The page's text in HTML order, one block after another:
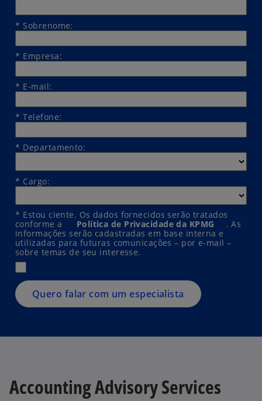
u
i
* Sobrenome:
* Empresa:
* E-mail:
* Telefone:
* Departamento:
* Cargo:
* Estou ciente. Os dados fornecidos serão tratados
conforme a
Política de Privacidade da KPMG
. As
informações serão cadastradas em base interna e
utilizadas para futuras comunicações – por e-mail –
sobre temas de seu interesse.
Quero falar com um especialista
Accounting Advisory Services